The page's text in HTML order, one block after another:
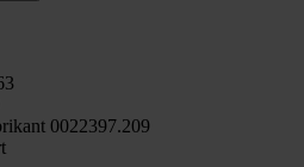
0022397.209